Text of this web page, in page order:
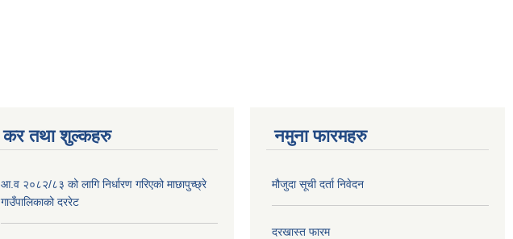
कर तथा शुल्कहरु
आ.व २०८२/८३ को लागि निर्धारण गरिएको माछापुच्छ्रे
गाउँपालिकाको दररेट
नमुना फारमहरु
मौजुदा सूची दर्ता निवेदन
दरखास्त फारम